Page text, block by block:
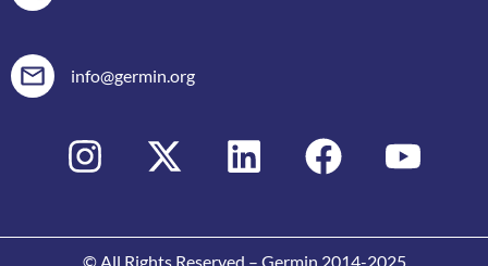
info@germin.org
© All Rights Reserved – Germin 2014-2025